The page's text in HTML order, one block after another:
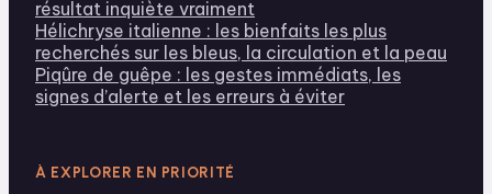
résultat inquiète vraiment
Hélichryse italienne : les bienfaits les plus
recherchés sur les bleus, la circulation et la peau
Piqûre de guêpe : les gestes immédiats, les
signes d’alerte et les erreurs à éviter
À EXPLORER EN PRIORITÉ